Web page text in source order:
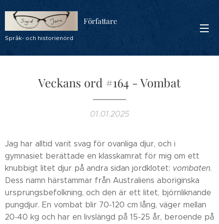
Författare
Språk- och historienörd
Veckans ord #164 - Vombat
01.01.2025
Jag har alltid varit svag för ovanliga djur, och i
gymnasiet berättade en klasskamrat för mig om ett
knubbigt litet djur på andra sidan jordklotet: vombaten.
Dess namn härstammar från Australiens aboriginska
ursprungsbefolkning, och den är ett litet, björnliknande
pungdjur. En vombat blir 70-120 cm lång, väger mellan
20-40 kg och har en livslängd på 15-25 år, beroende på